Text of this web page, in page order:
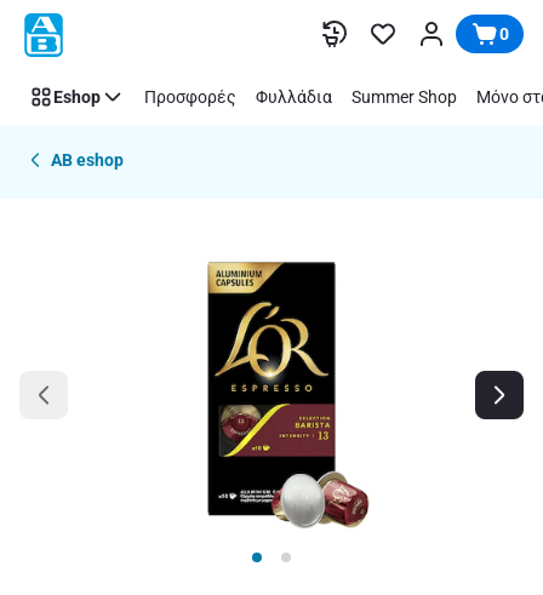
Παράλειψη 0
Eshop Προσφορές Φυλλάδια Summer Shop Μόνο
AB eshop